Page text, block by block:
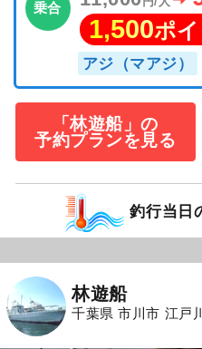
乗合
1,500ポ
アジ（マアジ）
「林遊船」の
予約プランを見る
釣行当日
林遊船
千葉県 市川市 江戸